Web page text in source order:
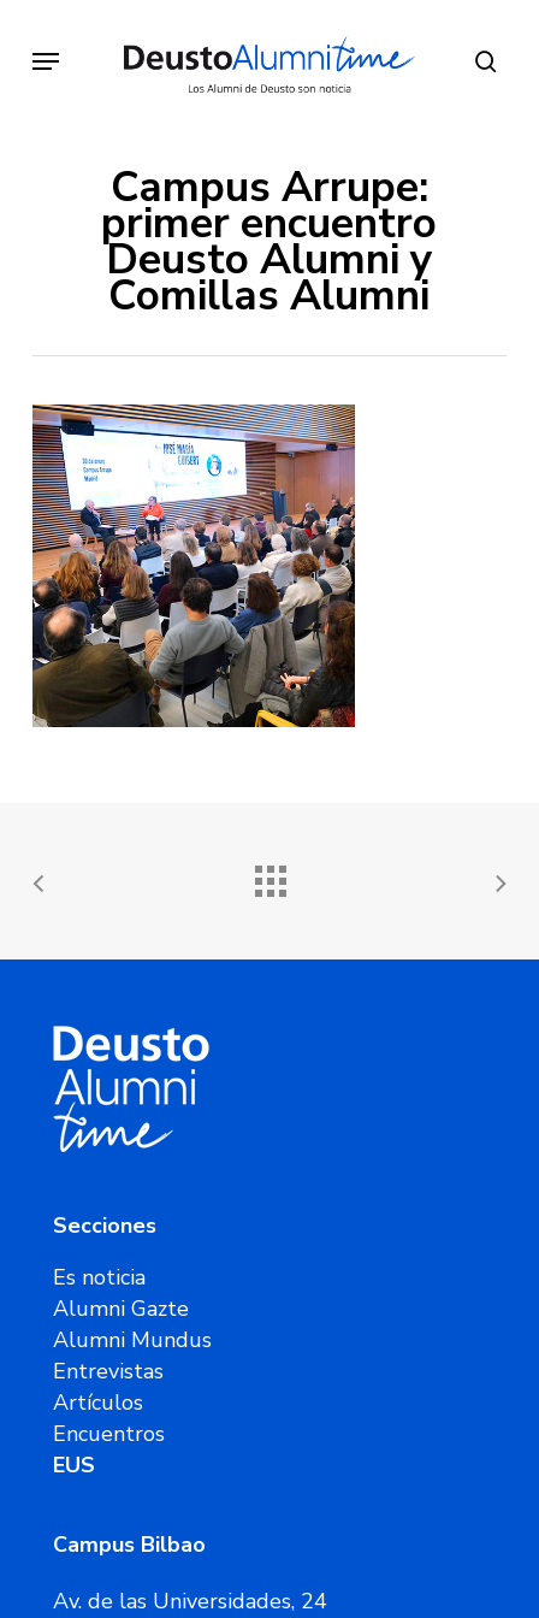
main
Menu
Campus Arrupe:
primer encuentro
Deusto Alumni y
Comillas Alumni
Secciones
Es noticia
Alumni Gazte
Alumni Mundus
Entrevistas
Artículos
Encuentros
EUS
Campus Bilbao
Av. de las Universidades, 24